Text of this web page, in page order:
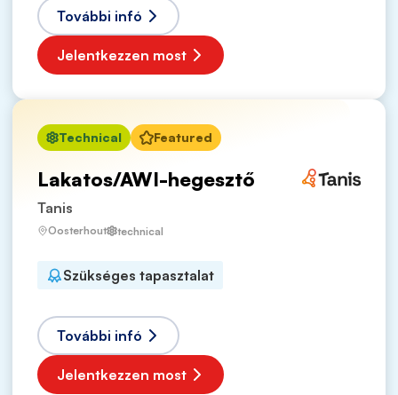
További infó
Jelentkezzen most
Technical Featured
Lakatos/AWI-hegesztő
Tanis
Oosterhout technical
Szükséges tapasztalat
További infó
Jelentkezzen most